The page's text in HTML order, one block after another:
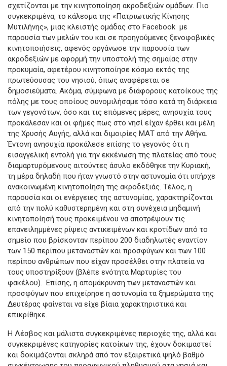
σχετίζονται με την κινητοποίηση ακροδεξιών ομάδων. Πιο
συγκεκριμένα, το κάλεσμα της «Πατριωτικής Κίνησης
Μυτιλήνης», μιας κλειστής ομάδας στο Facebook με
παρουσία των μελών του και σε προηγούμενες ξενοφοβικές
κινητοποιήσεις, αφενός οργάνωσε την παρουσία των
ακροδεξιών με αφορμή την υποστολή της σημαίας στην
προκυμαία, αφετέρου κινητοποίησε κόσμο εκτός της
πρωτεύουσας του νησιού, όπως αναφέρεται σε
δημοσιεύματα. Ακόμα, σύμφωνα με διάφορους κατοίκους της
πόλης με τους οποίους συνομιλήσαμε τόσο κατά τη διάρκεια
των γεγονότων, όσο και τις επόμενες μέρες, ανησυχία τους
προκάλεσαν και οι φήμες πως στο νησί είχαν έρθει και μέλη
της Χρυσής Αυγής, αλλά και διμοιρίες ΜΑΤ από την Αθήνα.
Έντονη ανησυχία προκάλεσε επίσης το γεγονός ότι η
εισαγγελική εντολή για την εκκένωση της πλατείας από τους
διαμαρτυρόμενους αιτούντες άσυλο εκδόθηκε την Κυριακή,
τη μέρα δηλαδή που ήταν γνωστό στην αστυνομία ότι υπήρχε
ανακοινωμένη κινητοποίηση της ακροδεξιάς. Τέλος, η
παρουσία και οι ενέργειες της αστυνομίας, χαρακτηρίζονται
από την πολύ καθυστερημένη και στη συνέχεια μηδαμινή
κινητοποίησή τους προκειμένου να αποτρέψουν τις
επανειλημμένες ρίψεις αντικειμένων και κροτίδων από το
σημείο που βρίσκονταν περίπου 200 διαδηλωτές εναντίον
των 150 περίπου μεταναστών και προσφύγων και των 100
περίπου ανθρώπων που είχαν προσέλθει στην πλατεία να
τους υποστηρίξουν (βλέπε ενότητα Μαρτυρίες του
φακέλου). Επίσης, η απομάκρυνση των μεταναστών και
προσφύγων που επιχείρησε η αστυνομία τα ξημερώματα της
Δευτέρας φαίνεται να είχε βίαια χαρακτηριστικά και
επικρίθηκε.
Η Λέσβος και μάλιστα συγκεκριμένες περιοχές της, αλλά και
συγκεκριμένες κατηγορίες κατοίκων της, έχουν δοκιμαστεί
και δοκιμάζονται σκληρά από τον εξαιρετικά ψηλό βαθμό